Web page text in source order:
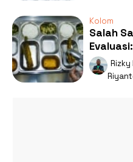
Kolom
Salah
Program
Respons
Rizky